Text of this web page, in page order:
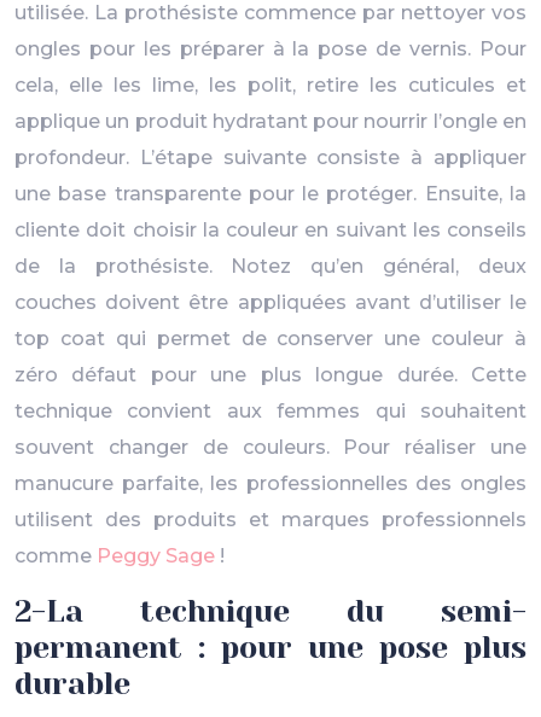
utilisée. La prothésiste commence par nettoyer vos
ongles pour les préparer à la pose de vernis. Pour
cela, elle les lime, les polit, retire les cuticules et
applique un produit hydratant pour nourrir l’ongle en
profondeur. L’étape suivante consiste à appliquer
une base transparente pour le protéger. Ensuite, la
cliente doit choisir la couleur en suivant les conseils
de la prothésiste. Notez qu’en général, deux
couches doivent être appliquées avant d’utiliser le
top coat qui permet de conserver une couleur à
zéro défaut pour une plus longue durée. Cette
technique convient aux femmes qui souhaitent
souvent changer de couleurs. Pour réaliser une
manucure parfaite, les professionnelles des ongles
utilisent des produits et marques professionnels
comme Peggy Sage !
2-La technique du semi-
permanent : pour une pose plus
durable